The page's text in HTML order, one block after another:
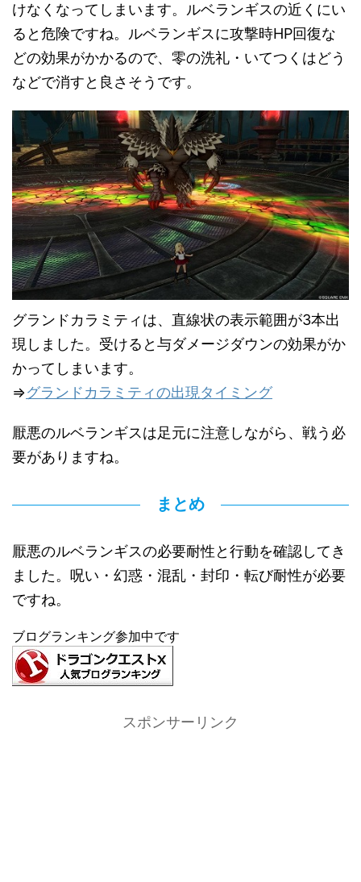
けなくなってしまいます。ルベランギスの近くにい
ると危険ですね。ルベランギスに攻撃時HP回復な
どの効果がかかるので、零の洗礼・いてつくはどう
などで消すと良さそうです。
グランドカラミティは、直線状の表示範囲が3本出
現しました。受けると与ダメージダウンの効果がか
かってしまいます。
⇒グランドカラミティの出現タイミング
厭悪のルベランギスは足元に注意しながら、戦う必
要がありますね。
まとめ
厭悪のルベランギスの必要耐性と行動を確認してき
ました。呪い・幻惑・混乱・封印・転び耐性が必要
ですね。
ブログランキング参加中です
スポンサーリンク